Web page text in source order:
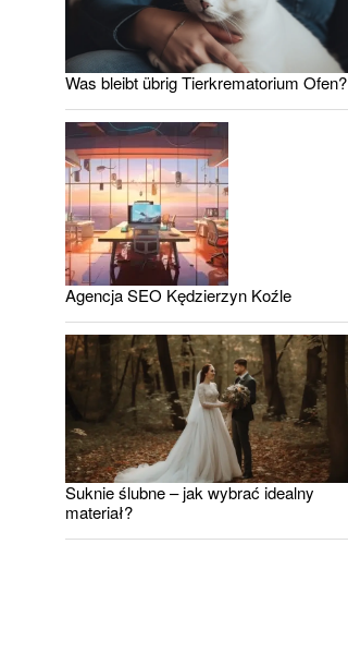
Was bleibt übrig Tierkrematorium Ofen?
Agencja SEO Kędzierzyn Koźle
Suknie ślubne – jak wybrać idealny
materiał?